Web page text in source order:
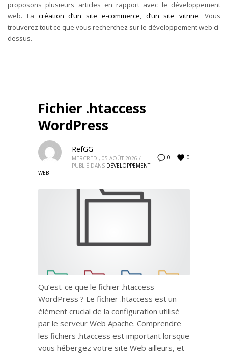
proposons plusieurs articles en rapport avec le développement
web. La création d’un site e-commerce, d’un site vitrine. Vous
trouverez tout ce que vous recherchez sur le développement web ci-
dessus.
Fichier .htaccess
WordPress
0 0
RefGG
MERCREDI, 05 AOÛT 2026 /
PUBLIÉ DANS DÉVELOPPEMENT
WEB
Qu’est-ce que le fichier .htaccess
WordPress ? Le fichier .htaccess est un
élément crucial de la configuration utilisé
par le serveur Web Apache. Comprendre
les fichiers .htaccess est important lorsque
vous hébergez votre site Web ailleurs, et